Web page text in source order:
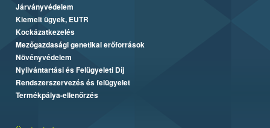
Járványvédelem
Kiemelt ügyek, EUTR
Kockázatkezelés
Mezőgazdasági genetikai erőforrások
Növényvédelem
Nyilvántartási és Felügyeleti Díj
Rendszerszervezés és felügyelet
Termékpálya-ellenőrzés